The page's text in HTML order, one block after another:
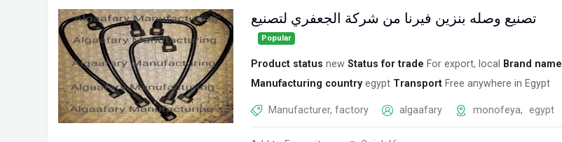
تصنيع وصله بنزين فيرنا من شركة الجعفري لتصنيع
Popular
Product status new Status for trade For export, local Brand name
Manufacturing country egypt Transport Free anywhere in Egypt
Manufacturer, factory algaafary monofeya, egypt